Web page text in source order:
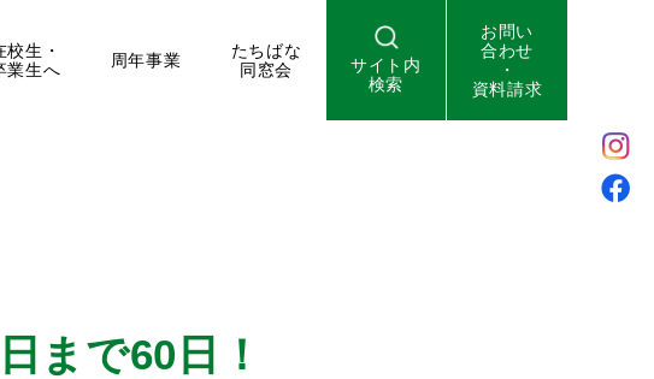
校生・
業生へ
周年事業
たちばな
同窓会
サイト内
検索
お問い
合わせ
・
資料請求
まで60日！